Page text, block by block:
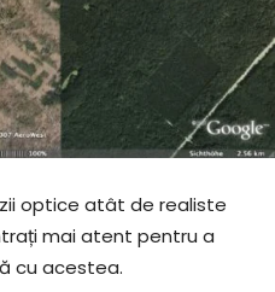
optice atât de realiste
mai atent pentru a
cu acestea.